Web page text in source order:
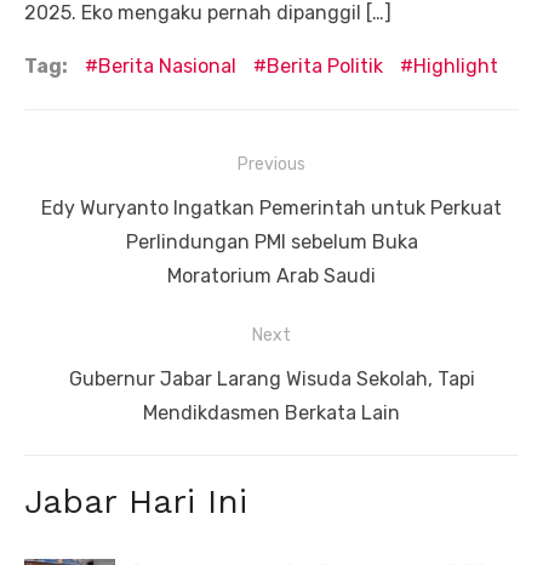
2025. Eko mengaku pernah dipanggil […]
Tag: Berita Nasional Berita Politik Highlight
pos
Previous
Previous
Edy Wuryanto Ingatkan Pemerintah untuk Perkuat
Perlindungan PMI sebelum Buka
Moratorium Arab Saudi
Next
NextGubernur Jabar Larang Wisuda Sekolah, Tapi
Mendikdasmen Berkata Lain
Jabar Hari Ini